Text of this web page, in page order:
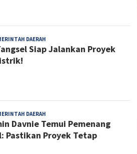
DAERAH
Siap Jalankan Proyek
DAERAH
Noviyanti
Davnie Temui Pemenang
Pastikan Proyek Tetap